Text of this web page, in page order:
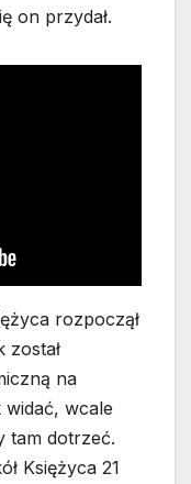
on przydał.
rozpoczął
został
na
wcale
tam dotrzeć.
Księżyca 21